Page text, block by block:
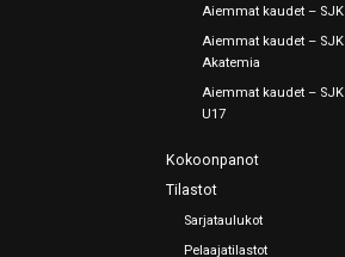
Aiemmat kaudet – SJK
Aiemmat kaudet – SJK
Akatemia
Aiemmat kaudet – SJK
U17
Kokoonpanot
Tilastot
Sarjataulukot
Pelaajatilastot